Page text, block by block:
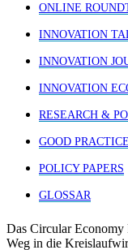
ONLINE
INNOVATION
INNOVATION
INNOVATION
RESEARCH &
GOOD PRACTICE
POLICY PAPERS
GLOSSAR
Das Circular Economy
Weg in die